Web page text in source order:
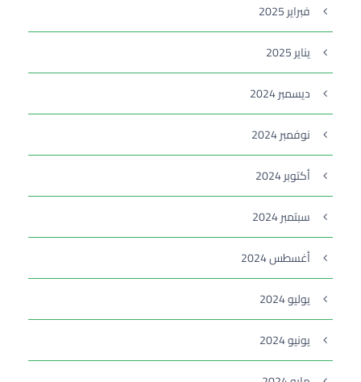
فبراير 2025
يناير 2025
ديسمبر 2024
نوفمبر 2024
أكتوبر 2024
سبتمبر 2024
أغسطس 2024
يوليو 2024
يونيو 2024